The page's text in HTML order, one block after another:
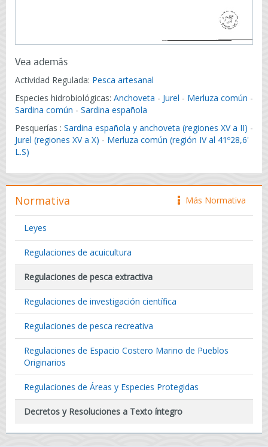
Vea además
Actividad Regulada: Pesca artesanal
Especies hidrobiológicas: Anchoveta - Jurel - Merluza común -
Sardina común - Sardina española
Pesquerías : Sardina española y anchoveta (regiones XV a II) -
Jurel (regiones XV a X) - Merluza común (región IV al 41º28,6'
L.S)
icono
Más Normativa
Normativa
Leyes
Regulaciones de acuicultura
Regulaciones de pesca extractiva
Regulaciones de investigación científica
Regulaciones de pesca recreativa
Regulaciones de Espacio Costero Marino de Pueblos
Originarios
Regulaciones de Áreas y Especies Protegidas
Decretos y Resoluciones a Texto íntegro